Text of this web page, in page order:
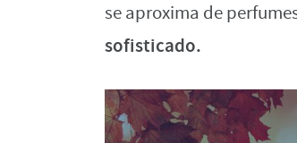
se aproxima de
sofisticado.